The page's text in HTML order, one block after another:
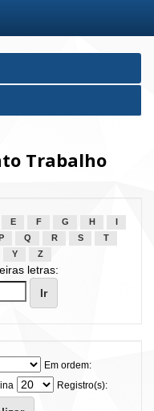
Trabalho
E F G H
P Q R S
T
Y Z
letras:
Em ordem:
Registro(s):